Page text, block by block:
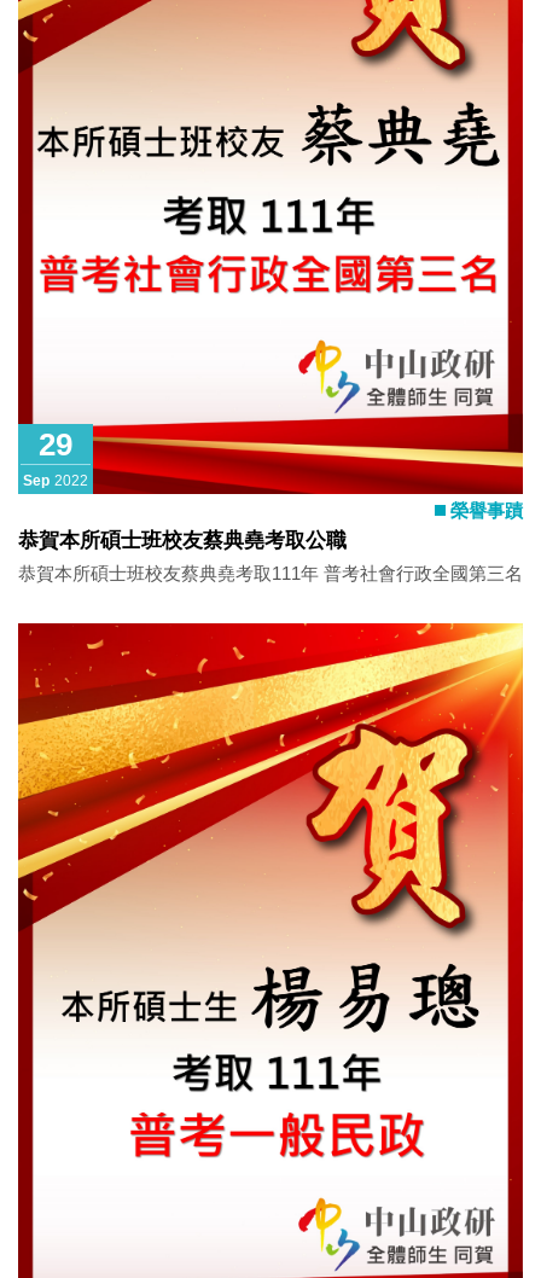
29
Sep 2022
榮譽事蹟
恭賀本所碩士班校友蔡典堯考取公職
恭賀本所碩士班校友蔡典堯考取111年 普考社會行政全國第三名